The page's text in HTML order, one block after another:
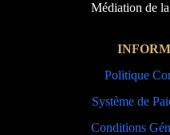
Médiation de
Politique
Système de
Conditions